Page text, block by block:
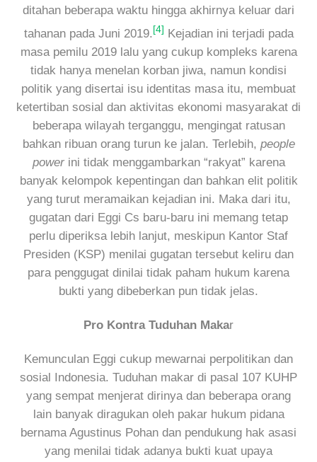
ditahan beberapa waktu hingga akhirnya keluar dari
tahanan pada Juni 2019.[4] Kejadian ini terjadi pada
masa pemilu 2019 lalu yang cukup kompleks karena
tidak hanya menelan korban jiwa, namun kondisi
politik yang disertai isu identitas masa itu, membuat
ketertiban sosial dan aktivitas ekonomi masyarakat di
beberapa wilayah terganggu, mengingat ratusan
bahkan ribuan orang turun ke jalan. Terlebih, people
power ini tidak menggambarkan “rakyat” karena
banyak kelompok kepentingan dan bahkan elit politik
yang turut meramaikan kejadian ini. Maka dari itu,
gugatan dari Eggi Cs baru-baru ini memang tetap
perlu diperiksa lebih lanjut, meskipun Kantor Staf
Presiden (KSP) menilai gugatan tersebut keliru dan
para penggugat dinilai tidak paham hukum karena
bukti yang dibeberkan pun tidak jelas.
Pro Kontra Tuduhan Makar
Kemunculan Eggi cukup mewarnai perpolitikan dan
sosial Indonesia. Tuduhan makar di pasal 107 KUHP
yang sempat menjerat dirinya dan beberapa orang
lain banyak diragukan oleh pakar hukum pidana
bernama Agustinus Pohan dan pendukung hak asasi
yang menilai tidak adanya bukti kuat upaya